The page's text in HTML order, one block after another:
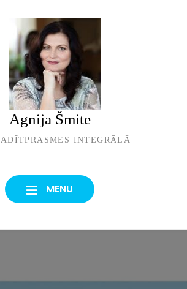
Agnija Šmite
INTEGRĀLĀ
MENU